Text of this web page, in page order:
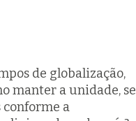
de globalização,
manter a unidade, se
a